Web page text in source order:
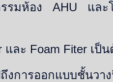
รมห้อง AHU และ
และ Foam Fiter เป็
การออกแบบชั้นวา